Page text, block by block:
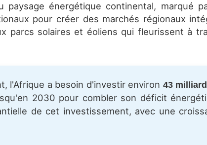
énergétique continental, marqué
pour créer des marchés régionaux
parcs solaires et éoliens qui fleurissent à
l'Afrique a besoin d'investir environ 43
2030 pour combler son déficit
de cet investissement, avec une